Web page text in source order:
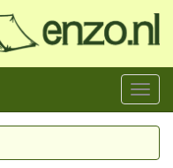
Menu